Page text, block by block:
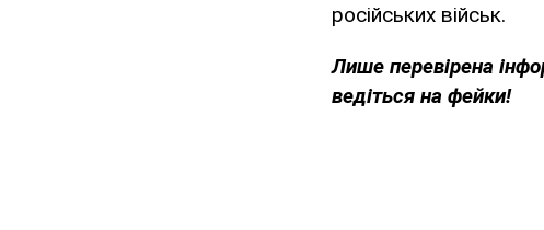
російських військ.
Лише перевірена
ведіться на фейки!